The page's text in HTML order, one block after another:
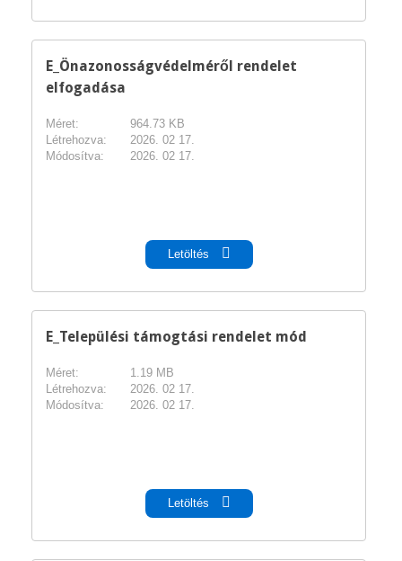
E_Önazonosságvédelméről rendelet
elfogadása
Méret:
964.73 KB
Létrehozva:
2026. 02 17.
Módosítva:
2026. 02 17.
Letöltés
E_Települési támogtási rendelet mód
Méret:
1.19 MB
Létrehozva:
2026. 02 17.
Módosítva:
2026. 02 17.
Letöltés